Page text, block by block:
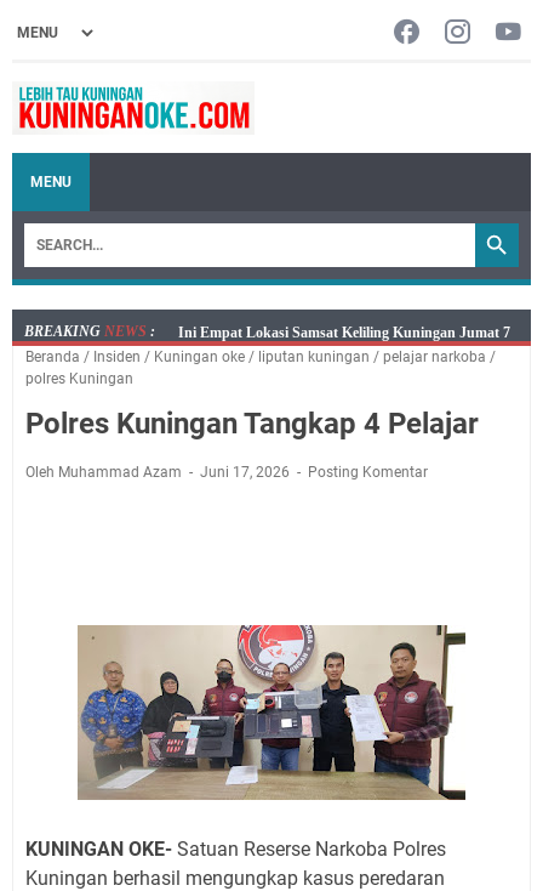
MENU
BREAKING NEWS :
Jumat 7 Agustus 2026 Mobil SIM Keliling Ada di
Kecamatan Sindangagung
Dicabut Dari Hidupmu, Kamu Akan Tetap Berjalan
Salat Lima Waktu itu Bukan Cuma Kewajiban, Tapi
Warga Mulai Kesulitan Air Bersih Akibat Kekeringan,
Polres Kuningan dan PAM Tirta Kamuning Salurakan
12 Ribu Liter
Uniku Jadi Tuan Rumah Pendampingan Penyusunan
Dokumen SPMI
Sudahkah Kita Merdeka Dari Hawa Nafsu?
Agustus 2026, Daging Naik, Telur Turun
Agenda Kegiatan Bupati Kuningan Jumat 7 Agustus
Beranda / Insiden / Kuningan oke / liputan kuningan / pelajar narkoba /
polres Kuningan
Polres Kuningan Tangkap 4 Pelajar
Oleh Muhammad Azam Juni 17, 2026 Posting Komentar
KUNINGAN OKE- Satuan Reserse Narkoba Polres
Kuningan berhasil mengungkap kasus peredaran